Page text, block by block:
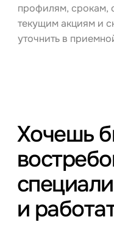
профилям, срокам,
текущим акциям и
уточнить в
Хочешь
и